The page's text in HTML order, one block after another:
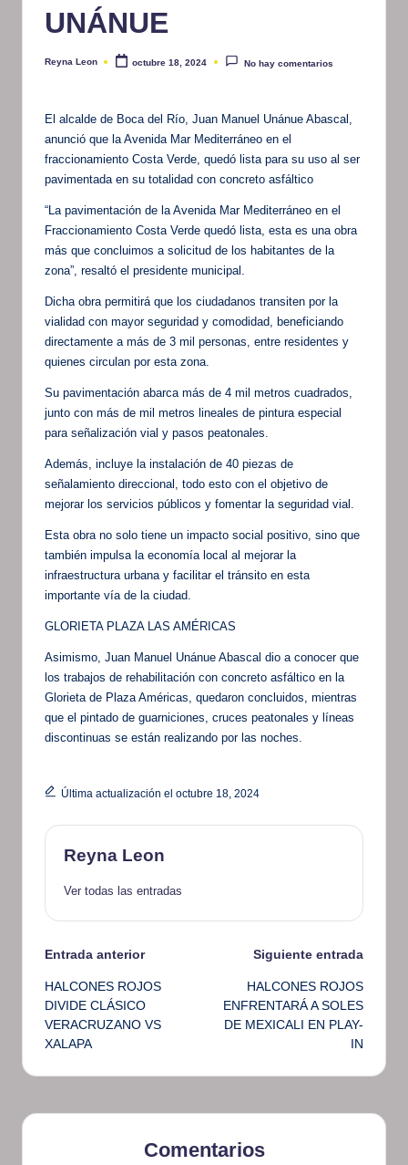
UNÁNUE
Publicado
Reyna Leon octubre 18, 2024 No hay comentarios
El alcalde de Boca del Río, Juan Manuel Unánue Abascal,
anunció que la Avenida Mar Mediterráneo en el
fraccionamiento Costa Verde, quedó lista para su uso al ser
pavimentada en su totalidad con concreto asfáltico
“La pavimentación de la Avenida Mar Mediterráneo en el
Fraccionamiento Costa Verde quedó lista, esta es una obra
más que concluimos a solicitud de los habitantes de la
zona”, resaltó el presidente municipal.
Dicha obra permitirá que los ciudadanos transiten por la
vialidad con mayor seguridad y comodidad, beneficiando
directamente a más de 3 mil personas, entre residentes y
quienes circulan por esta zona.
Su pavimentación abarca más de 4 mil metros cuadrados,
junto con más de mil metros lineales de pintura especial
para señalización vial y pasos peatonales.
Además, incluye la instalación de 40 piezas de
señalamiento direccional, todo esto con el objetivo de
mejorar los servicios públicos y fomentar la seguridad vial.
Esta obra no solo tiene un impacto social positivo, sino que
también impulsa la economía local al mejorar la
infraestructura urbana y facilitar el tránsito en esta
importante vía de la ciudad.
GLORIETA PLAZA LAS AMÉRICAS
Asimismo, Juan Manuel Unánue Abascal dio a conocer que
los trabajos de rehabilitación con concreto asfáltico en la
Glorieta de Plaza Américas, quedaron concluidos, mientras
que el pintado de guarniciones, cruces peatonales y líneas
discontinuas se están realizando por las noches.
Última actualización el octubre 18, 2024
Reyna Leon
Ver todas las entradas
Navegación
de
entradas
Entrada anterior
HALCONES ROJOS
DIVIDE CLÁSICO
VERACRUZANO VS
XALAPA
Siguiente entrada
HALCONES ROJOS
ENFRENTARÁ A SOLES
DE MEXICALI EN PLAY-
IN
Comentarios